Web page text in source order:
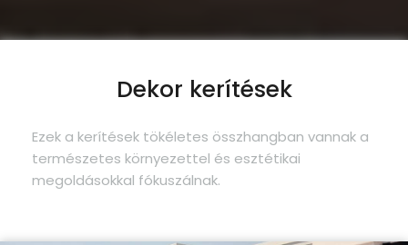
Dekor kerítések
Ezek a kerítések tökéletes összhangban vannak a
természetes környezettel és esztétikai
megoldásokkal fókuszálnak.